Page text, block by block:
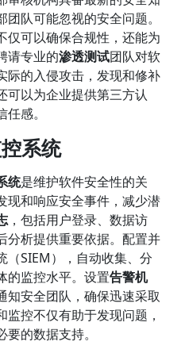
队可能忽视的安全问题。
仅可以确保合规性，还能为
请专业的渗透测试团队对软
际的入侵攻击，发现和修补
可以为企业提供第三方认
感。
系统
统是维护软件安全性的关
现和响应安全事件，减少潜
，包括用户登录、数据访
分析提供重要依据。配置并
（SIEM），自动收集、分
的监控水平。设置告警机
知安全团队，确保迅速采取
控不仅有助于发现问题，
的数据支持。